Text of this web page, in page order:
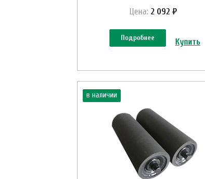
Цена: 2 092 ₽
Подробнее Купить
в наличии